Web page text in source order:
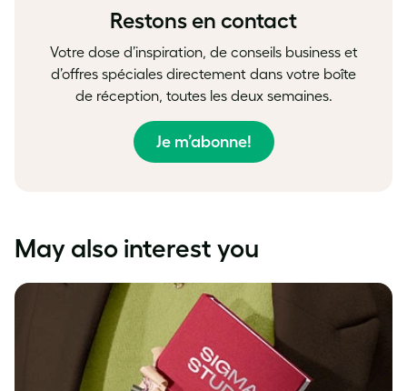
Restons en contact
Votre dose d’inspiration, de conseils business et
d’offres spéciales directement dans votre boîte
de réception, toutes les deux semaines.
Je m’abonne!
May also interest you